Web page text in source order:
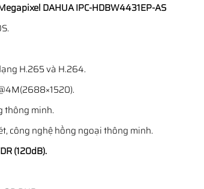
DAHUA IPC-HDBW4431EP-AS
H.265 và H.264.
thông minh.
công nghệ hồng ngoại thông minh.
(120dB).